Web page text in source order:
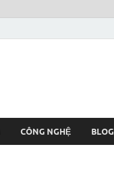
CÔNG NGHỆ BLOG